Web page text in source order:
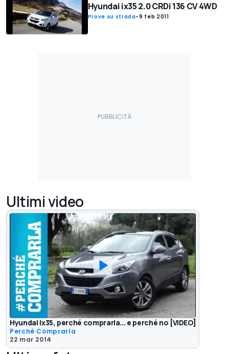
Hyundai ix35 2.0 CRDi 136 CV 4WD
Prove su strada-9 feb 2011
Ultimi video
Hyundai ix35, perché comprarla... e perché no [VIDEO]
Perché Comprarla
22 mar 2014